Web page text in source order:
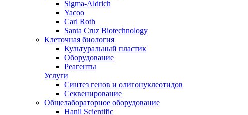
Sigma-Aldrich
Yacoo
Carl Roth
Santa Cruz Biotechnology
Клеточная биология
Культуральный пластик
Оборудование
Реагенты
Услуги
Синтез генов и олигонуклеотидов
Секвенирование
Общелабораторное оборудование
Hanil Scientific